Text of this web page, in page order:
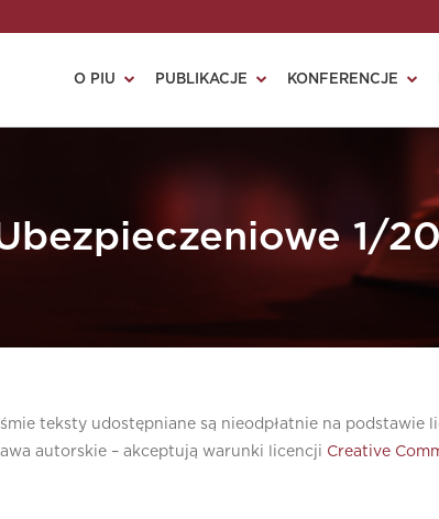
O PIU PUBLIKACJE KONFERENCJE
1/
teksty udostępniane są nieodpłatnie na podstawie
autorskie – akceptują warunki licencji Creative